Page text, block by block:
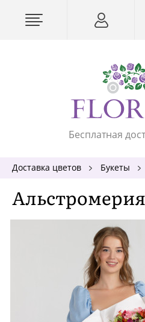
Бесплатная
Доставка цветов Букеты